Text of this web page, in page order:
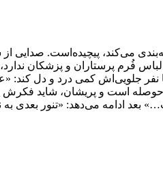
می‌کند، پیچیده‌است. صدایی
کمی درد و دل کند:
است و پریشان، شاید
ادامه می‌دهد: «تنور بعدی به